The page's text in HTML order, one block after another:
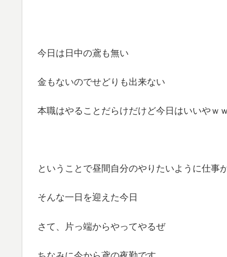
今日は日中の鳶も無い
金もないのでせどりも出来ない
本職はやることだらけだけど今日はいいやｗ
ということで昼間自分のやりたいように仕事
そんな一日を迎えた今日
さて、片っ端からやってやるぜ